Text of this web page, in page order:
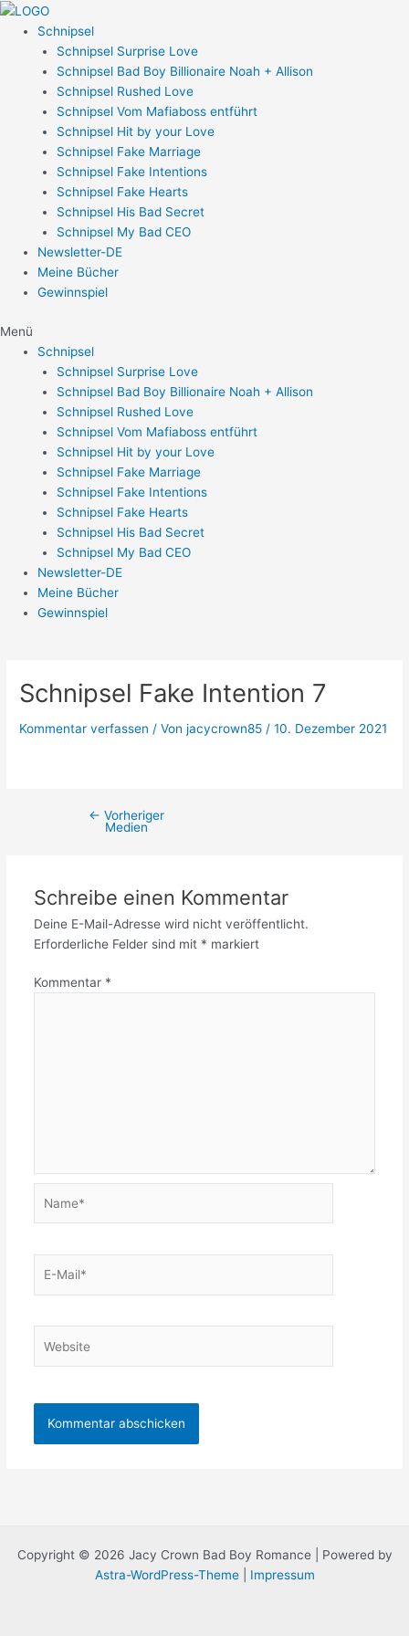
Zum
Inhalt
springen
Schnipsel
Schnipsel Surprise Love
Schnipsel Bad Boy Billionaire Noah + Allison
Schnipsel Rushed Love
Schnipsel Vom Mafiaboss entführt
Schnipsel Hit by your Love
Schnipsel Fake Marriage
Schnipsel Fake Intentions
Schnipsel Fake Hearts
Schnipsel His Bad Secret
Schnipsel My Bad CEO
Newsletter-DE
Meine Bücher
Gewinnspiel
Menü
Schnipsel
Schnipsel Surprise Love
Schnipsel Bad Boy Billionaire Noah + Allison
Schnipsel Rushed Love
Schnipsel Vom Mafiaboss entführt
Schnipsel Hit by your Love
Schnipsel Fake Marriage
Schnipsel Fake Intentions
Schnipsel Fake Hearts
Schnipsel His Bad Secret
Schnipsel My Bad CEO
Newsletter-DE
Meine Bücher
Gewinnspiel
Schnipsel Fake Intention 7
Kommentar verfassen / Vonjacycrown85 /10. Dezember 2021
Post
navigation
← Vorheriger
Medien
Schreibe einen Kommentar
Deine E-Mail-Adresse wird nicht veröffentlicht.
Erforderliche Felder sind mit * markiert
Kommentar *
Mail*
Copyright © 2026 Jacy Crown Bad Boy Romance | Powered by
Astra-WordPress-Theme| Impressum